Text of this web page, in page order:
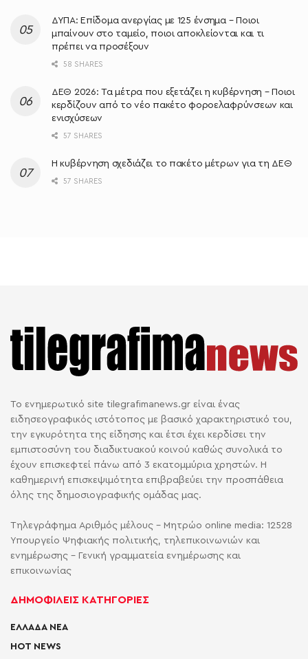
ΔΥΠΑ: Επίδομα ανεργίας με 125 ένσημα – Ποιοι
μπαίνουν στο ταμείο, ποιοι αποκλείονται και τι
πρέπει να προσέξουν
58 SHARES
ΔΕΘ 2026: Τα μέτρα που εξετάζει η κυβέρνηση – Ποιοι
κερδίζουν από το νέο πακέτο φοροελαφρύνσεων και
ενισχύσεων
57 SHARES
Η κυβέρνηση σχεδιάζει το πακέτο μέτρων για τη ΔΕΘ
57 SHARES
Το ενημερωτικό site tilegrafimanews.gr είναι ένας
ειδησεογραφικός ιστότοπος με βασικό χαρακτηριστικό του,
την εγκυρότητα της είδησης και έτσι έχει κερδίσει την
εμπιστοσύνη του διαδικτυακού κοινού καθώς συνολικά το
έχουν επισκεφτεί πάνω από 3 εκατομμύρια χρηστών. Η
καθημερινή επισκεψιμότητα επιβραβεύει την προσπάθεια
όλης της δημοσιογραφικής ομάδας μας.
Τηλεγράφημα Αριθμός μέλους - Μητρώο online media: 12528
Υπουργείο Ψηφιακής πολιτικής, τηλεπικοινωνιών και
ενημέρωσης - Γενική γραμματεία ενημέρωσης και
επικοινωνίας
ΔΗΜΟΦΙΛΕΙΣ ΚΑΤΗΓΟΡΙΕΣ
ΕΛΛΑΔΑ ΝΕΑ
HOT NEWS